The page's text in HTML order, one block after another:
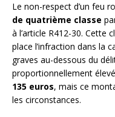
Le non-respect d’un feu
de quatrième classe
à l’article R412-30. Cette
place l’infraction dans la
graves au-dessous du
proportionnellement
135 euros, mais ce
les circonstances.